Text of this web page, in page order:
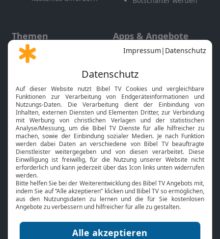
Themen
Gott und Bibel erklärt
Neuigkeiten
Apps & Angebote
Mobile App
Smart TV
HbbTV
Bibelthek Online-Bibel
Nächster Gottesdienst
Bibel TV
Über uns
Jobs
Mediadaten
Service
Kontakt
TV-Empfang